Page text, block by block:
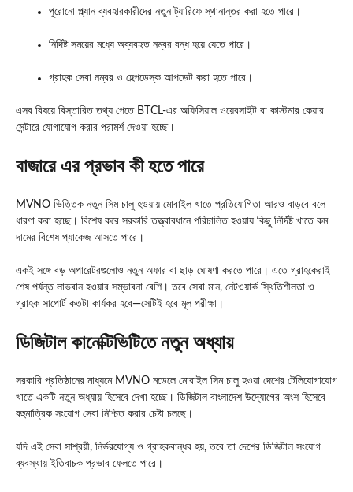
পুরোনো প্ল্যান ব্যবহারকারীদের নতুন ট্যারিফে স্থানান্তর করা হতে পারে।
নির্দিষ্ট সময়ের মধ্যে অব্যবহৃত নম্বর বন্ধ হয়ে যেতে পারে।
গ্রাহক সেবা নম্বর ও হেল্পডেস্ক আপডেট করা হতে পারে।
এসব বিষয়ে বিস্তারিত তথ্য পেতে BTCL-এর অফিসিয়াল ওয়েবসাইট বা কাস্টমার কেয়ার
সেন্টারে যোগাযোগ করার পরামর্শ দেওয়া হচ্ছে।
বাজারে এর প্রভাব কী হতে পারে
MVNO ভিত্তিক নতুন সিম চালু হওয়ায় মোবাইল খাতে প্রতিযোগিতা আরও বাড়বে বলে
ধারণা করা হচ্ছে। বিশেষ করে সরকারি তত্ত্বাবধানে পরিচালিত হওয়ায় কিছু নির্দিষ্ট খাতে কম
দামের বিশেষ প্যাকেজ আসতে পারে।
একই সঙ্গে বড় অপারেটরগুলোও নতুন অফার বা ছাড় ঘোষণা করতে পারে। এতে গ্রাহকেরাই
শেষ পর্যন্ত লাভবান হওয়ার সম্ভাবনা বেশি। তবে সেবা মান, নেটওয়ার্ক স্থিতিশীলতা ও
গ্রাহক সাপোর্ট কতটা কার্যকর হবে—সেটিই হবে মূল পরীক্ষা।
ডিজিটাল কানেক্টিভিটিতে নতুন অধ্যায়
সরকারি প্রতিষ্ঠানের মাধ্যমে MVNO মডেলে মোবাইল সিম চালু হওয়া দেশের টেলিযোগাযোগ
খাতে একটি নতুন অধ্যায় হিসেবে দেখা হচ্ছে। ডিজিটাল বাংলাদেশ উদ্যোগের অংশ হিসেবে
বহুমাত্রিক সংযোগ সেবা নিশ্চিত করার চেষ্টা চলছে।
যদি এই সেবা সাশ্রয়ী, নির্ভরযোগ্য ও গ্রাহকবান্ধব হয়, তবে তা দেশের ডিজিটাল সংযোগ
ব্যবস্থায় ইতিবাচক প্রভাব ফেলতে পারে।